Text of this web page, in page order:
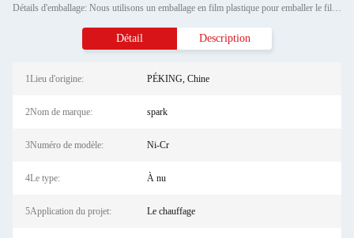
Détails d'emballage: Nous utilisons un emballage en film plastique pour emballer le fil d'axe et l'emballage extérieur du
Détail Description
1Lieu d'origine: PÉKING, Chine
2Nom de marque: spark
3Numéro de modèle: Ni-Cr
4Le type: À nu
5Application du projet: Le chauffage